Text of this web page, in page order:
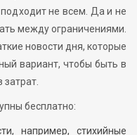
не всем. Да и не
между ограничениями.
новости дня, которые
вариант, чтобы быть в
бесплатно:
например, стихийные